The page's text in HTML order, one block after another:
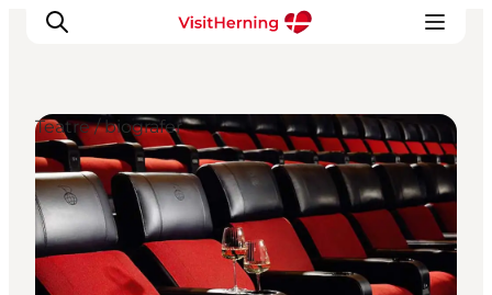
Det sker
Spis, drik og shop
Kunstlandet
Se og oplev
Teatre / biografer